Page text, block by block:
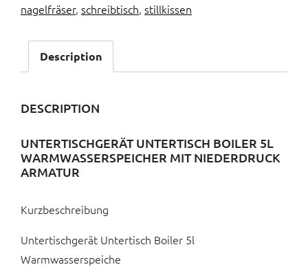
nagelfräser, schreibtisch, stillkissen
Description
DESCRIPTION
UNTERTISCHGERÄT UNTERTISCH BOILER 5L
WARMWASSERSPEICHER MIT NIEDERDRUCK
ARMATUR
Kurzbeschreibung
Untertischgerät Untertisch Boiler 5l
Warmwasserspeiche